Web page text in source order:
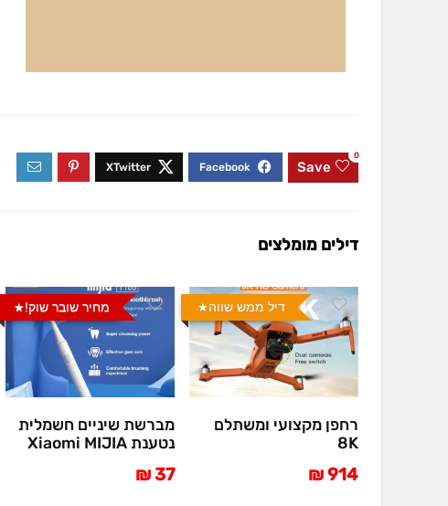
Save
0
דילים מומלצים
דיל ממש שווה
רחפן מקצועי ומשתלם
8K
914 ₪
מחיר שובר שוק!
מברשת שיניים חשמלית
נטענת Xiaomi MIJIA
37 ₪